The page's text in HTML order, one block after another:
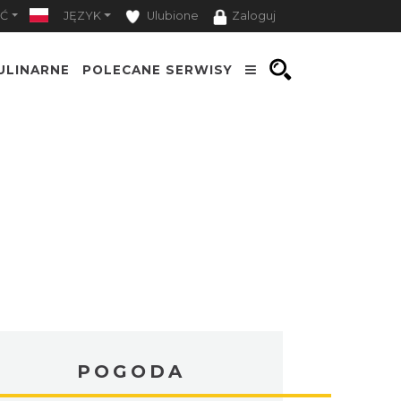
JĘZYK Ulubione Zaloguj
POLECANE SERWISY
POGODA